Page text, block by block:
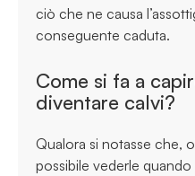
ciò che ne causa
conseguente caduta.
Come si fa a
diventare calvi?
Qualora si notasse che,
possibile vederle